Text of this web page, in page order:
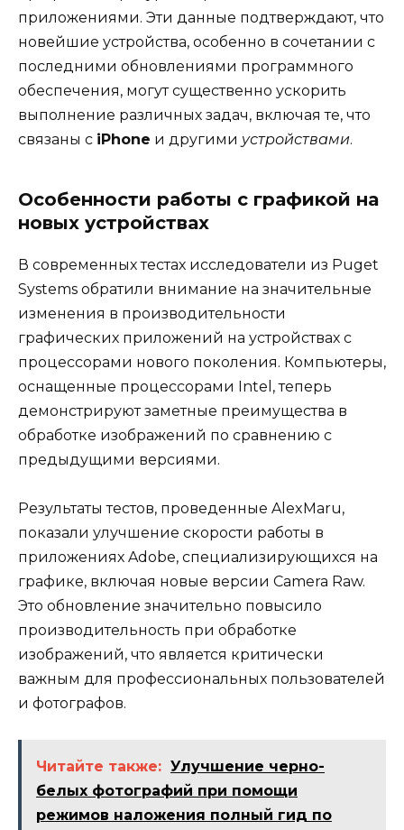
приложениями. Эти данные подтверждают, что
новейшие устройства, особенно в сочетании с
последними обновлениями программного
обеспечения, могут существенно ускорить
выполнение различных задач, включая те, что
связаны с iPhone и другими устройствами.
Особенности работы с графикой на
новых устройствах
В современных тестах исследователи из Puget
Systems обратили внимание на значительные
изменения в производительности
графических приложений на устройствах с
процессорами нового поколения. Компьютеры,
оснащенные процессорами Intel, теперь
демонстрируют заметные преимущества в
обработке изображений по сравнению с
предыдущими версиями.
Результаты тестов, проведенные AlexMaru,
показали улучшение скорости работы в
приложениях Adobe, специализирующихся на
графике, включая новые версии Camera Raw.
Это обновление значительно повысило
производительность при обработке
изображений, что является критически
важным для профессиональных пользователей
и фотографов.
Читайте также: Улучшение черно-
белых фотографий при помощи
режимов наложения полный гид по